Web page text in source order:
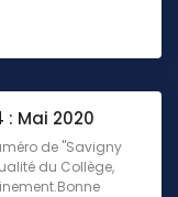
: Mai 2020
de "Savigny
du Collège,